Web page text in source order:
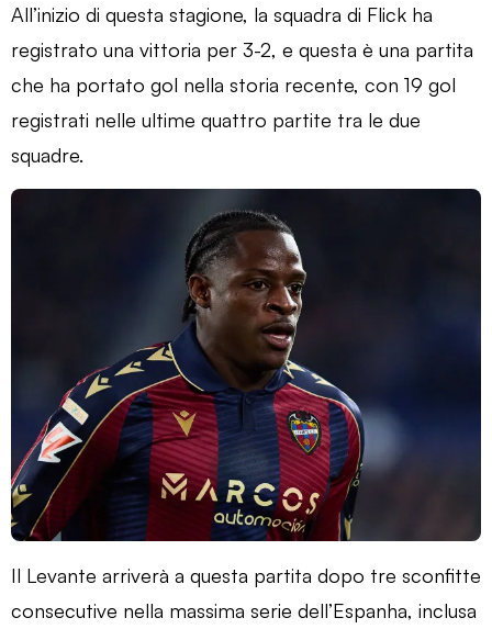
All’inizio di questa stagione, la squadra di Flick ha
registrato una vittoria per 3-2, e questa è una partita
che ha portato gol nella storia recente, con 19 gol
registrati nelle ultime quattro partite tra le due
squadre.
Il Levante arriverà a questa partita dopo tre sconfitte
consecutive nella massima serie dell’Espanha, inclusa